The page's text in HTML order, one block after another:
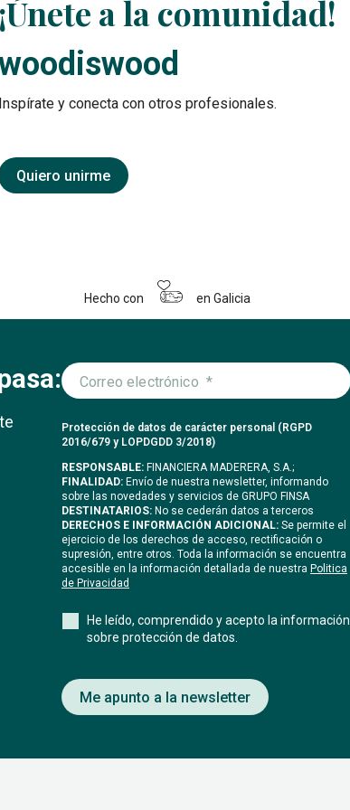
¡Únete a la comunidad!
Inspírate y conecta con otros profesionales.
Quiero unirme
Hecho con en Galicia
Protección de datos de carácter personal (RGPD
2016/679 y LOPDGDD 3/2018)
RESPONSABLE: FINANCIERA MADERERA, S.A.;
FINALIDAD: Envío de nuestra newsletter, informando
sobre las novedades y servicios de GRUPO FINSA
DESTINATARIOS: No se cederán datos a terceros
DERECHOS E INFORMACIÓN ADICIONAL: Se permite el
ejercicio de los derechos de acceso, rectificación o
supresión, entre otros. Toda la información se encuentra
accesible en la información detallada de nuestra Politica
de Privacidad
He leído, comprendido y acepto la información
sobre protección de datos.
Me apunto a la newsletter